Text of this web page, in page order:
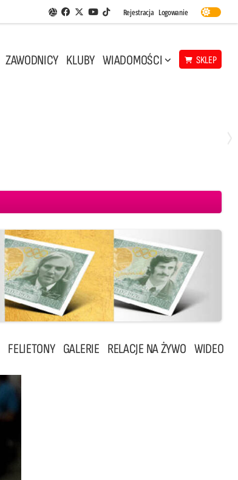
Aplikacja Siatkarskie Ligi
Facebook
Twitter
Youtube
TikTok
Rejestracja Logowanie
ZAWODNICY KLUBY WIADOMOŚCI SKLEP
FELIETONY GALERIE RELACJE NA ŻYWO WIDEO